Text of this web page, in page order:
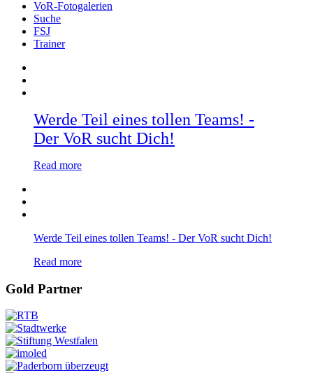
VoR-Fotogalerien
Suche
FSJ
Trainer
Werde Teil eines tollen Teams! -
Der VoR sucht Dich!
Read more
Werde Teil eines tollen Teams! - Der VoR sucht Dich!
Read more
Gold Partner